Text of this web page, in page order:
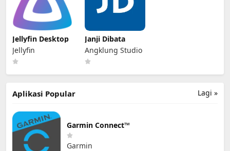
Jellyfin Desktop
Jellyfin
Janji Dibata
Angklung Studio
Lagi »
Aplikasi Popular
Garmin Connect™
Garmin